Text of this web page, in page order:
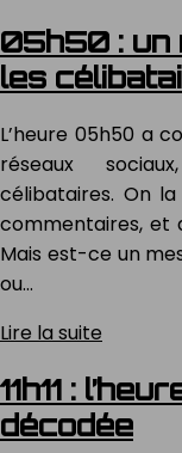
05h50 : un
les
L’heure 05h50 a
réseaux
célibataires. On
commentaires, et
Mais est-ce un
ou…
Lire la suite
11h11 :
décodée